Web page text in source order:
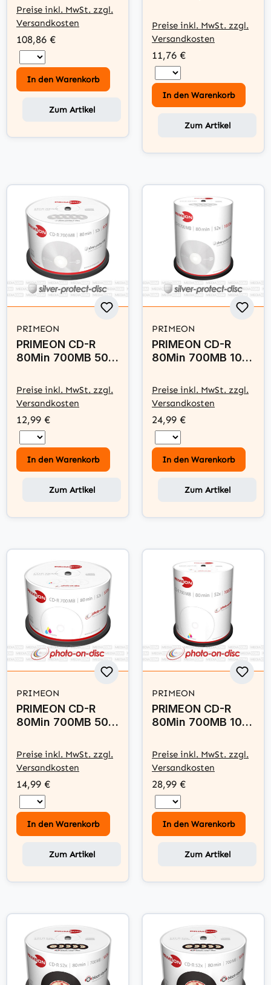
Preise inkl. MwSt. zzgl.
Versandkosten
108,86 €
In den Warenkorb
Zum Artikel
Preise inkl. MwSt. zzgl.
Versandkosten
11,76 €
In den Warenkorb
Zum Artikel
PRIMEON
PRIMEON CD-R
80Min 700MB 50
protect-disc
Surface
Preise inkl. MwSt. zzgl.
Versandkosten
12,99 €
In den Warenkorb
Zum Artikel
PRIMEON
PRIMEON CD-R
80Min 700MB 100
protect-disc
Surface
Preise inkl. MwSt. zzgl.
Versandkosten
24,99 €
In den Warenkorb
Zum Artikel
PRIMEON
PRIMEON CD-R
80Min 700MB 50
photo-on-disc,
Inkjet Full Size
Printable Surface
Preise inkl. MwSt. zzgl.
Versandkosten
14,99 €
In den Warenkorb
Zum Artikel
PRIMEON
PRIMEON CD-R
80Min 700MB 100
photo-on-disc,
Inkjet Full Size
Printable Surface
Preise inkl. MwSt. zzgl.
Versandkosten
28,99 €
In den Warenkorb
Zum Artikel